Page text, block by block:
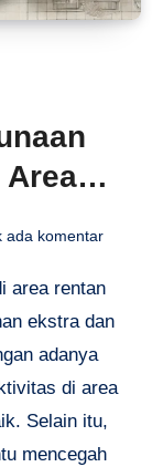
Area
ada komentar
area rentan
ekstra dan
adanya
di area
Selain itu,
mencegah